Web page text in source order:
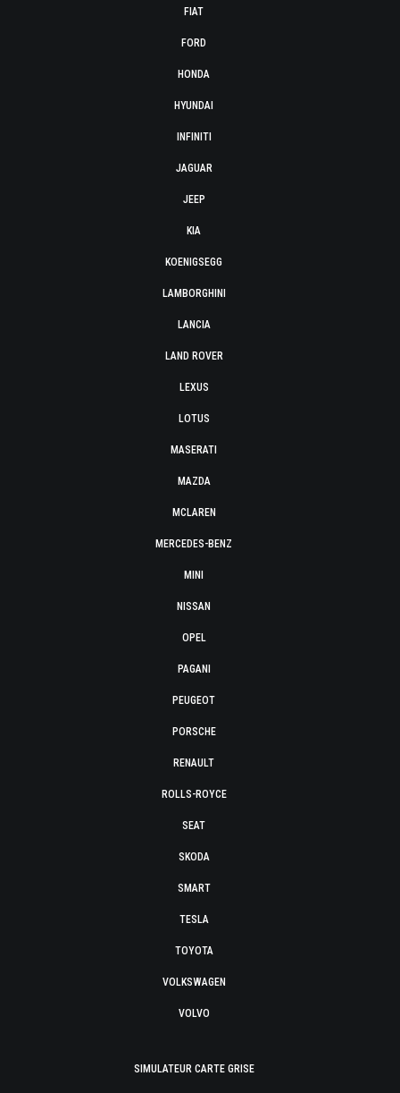
FIAT
FORD
HONDA
HYUNDAI
INFINITI
JAGUAR
JEEP
KIA
KOENIGSEGG
LAMBORGHINI
LANCIA
LAND ROVER
LEXUS
LOTUS
MASERATI
MAZDA
MCLAREN
MERCEDES-BENZ
MINI
NISSAN
OPEL
PAGANI
PEUGEOT
PORSCHE
RENAULT
ROLLS-ROYCE
SEAT
SKODA
SMART
TESLA
TOYOTA
VOLKSWAGEN
VOLVO
SIMULATEUR CARTE GRISE